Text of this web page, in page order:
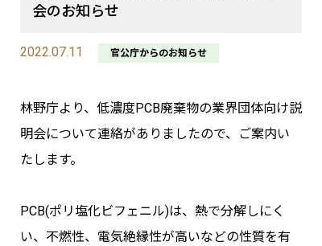
トピックス
イベント情報
会のお知らせ
2022.07.11 官公庁からのお知らせ
林野庁より、低濃度PCB廃棄物の業界団体向け説
明会について連絡がありましたので、ご案内い
たします。
PCB(ポリ塩化ビフェニル)は、熱で分解しにく
い、不燃性、電気絶縁性が高いなどの性質を有